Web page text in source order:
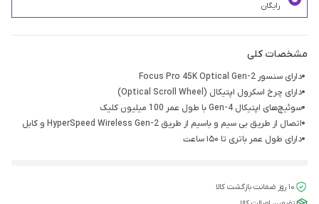
رایگان
مشخصات کلی
دارای سنسور Focus Pro 45K Optical Gen-2
دارای چرخ اسکرول اپتیکال (Optical Scroll Wheel)
سوئیچ‌های اپتیکال Gen-4 با طول عمر 100 میلیون کلیک
اتصال از طریق بی سیم و باسیم از طریق HyperSpeed Wireless Gen-2 و کابل
دارای طول عمر باتری تا ۱۵۰ ساعت
۱۰ روز ضمانت بازگشت کالا